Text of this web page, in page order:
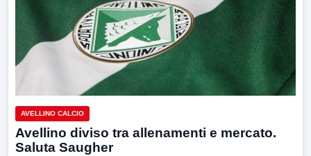
AVELLINO CALCIO
Avellino diviso tra allenamenti e mercato.
Saluta Saugher